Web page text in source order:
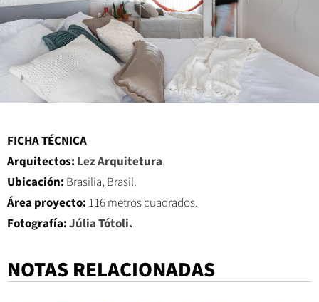
FICHA TÉCNICA
Arquitectos: Lez Arquitetura.
Ubicación: Brasilia, Brasil.
Área proyecto: 116 metros cuadrados.
Fotografía:Júlia Tótoli.
NOTAS RELACIONADAS